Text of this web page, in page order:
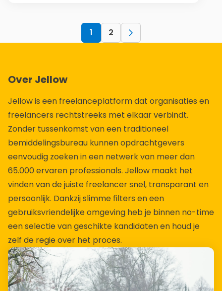
1 2
Over Jellow
Jellow is een freelanceplatform dat organisaties en
freelancers rechtstreeks met elkaar verbindt.
Zonder tussenkomst van een traditioneel
bemiddelingsbureau kunnen opdrachtgevers
eenvoudig zoeken in een netwerk van meer dan
65.000 ervaren professionals. Jellow maakt het
vinden van de juiste freelancer snel, transparant en
persoonlijk. Dankzij slimme filters en een
gebruiksvriendelijke omgeving heb je binnen no-time
een selectie van geschikte kandidaten en houd je
zelf de regie over het proces.